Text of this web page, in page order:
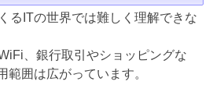
るITの世界では難しく理解できな
、銀行取引やショッピングな
範囲は広がっています。